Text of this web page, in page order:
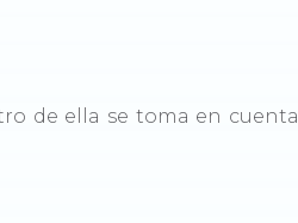
de ella se toma en cuenta